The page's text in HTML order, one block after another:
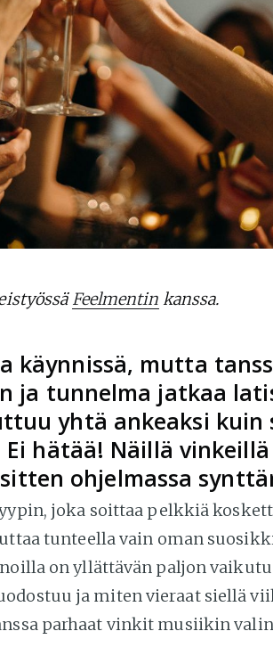
Feelmentin kanssa.
käynnissä, mutta
ja tunnelma jatkaa
yhtä ankeaksi kuin
Ei hätää! Näillä
ohjelmassa
joka soittaa pelkkiä
tunteella vain oman
on yllättävän paljon
ja miten vieraat siellä
parhaat vinkit musiikin